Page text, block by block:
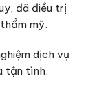
đã điều trị
mỹ.
dịch vụ
tận tình.